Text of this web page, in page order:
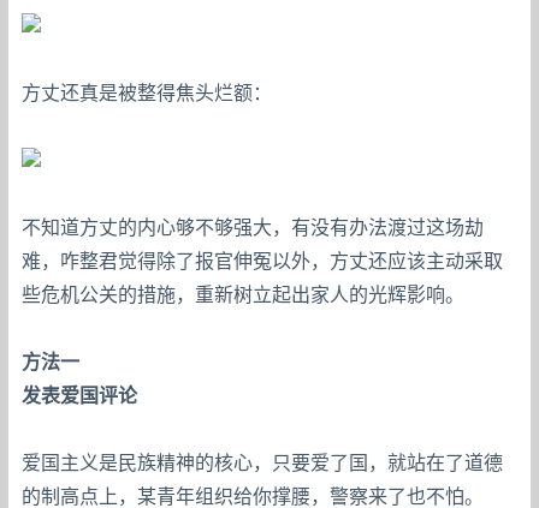
方丈还真是被整得焦头烂额：
不知道方丈的内心够不够强大，有没有办法渡过这场劫
难，咋整君觉得除了报官伸冤以外，方丈还应该主动采取
些危机公关的措施，重新树立起出家人的光辉影响。
方法一
发表爱国评论
爱国主义是民族精神的核心，只要爱了国，就站在了道德
的制高点上，某青年组织给你撑腰，警察来了也不怕。